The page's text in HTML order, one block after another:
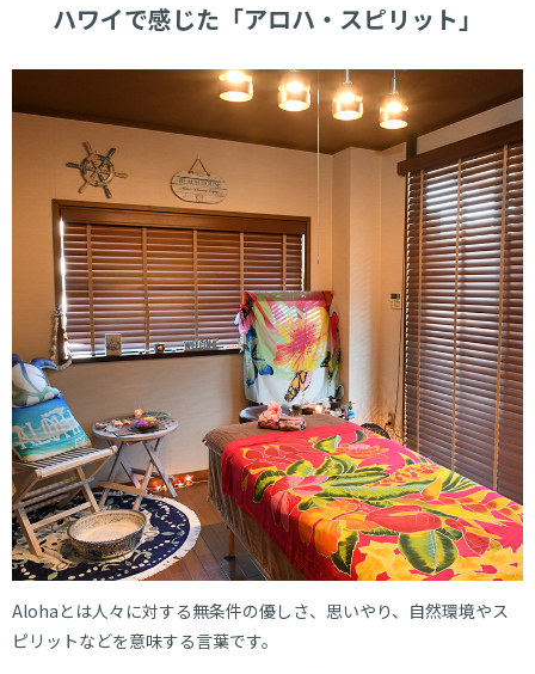
ハワイで感じた「アロハ・スピリット」
Alohaとは人々に対する無条件の優しさ、思いやり、自然環境やス
ピリットなどを意味する言葉です。